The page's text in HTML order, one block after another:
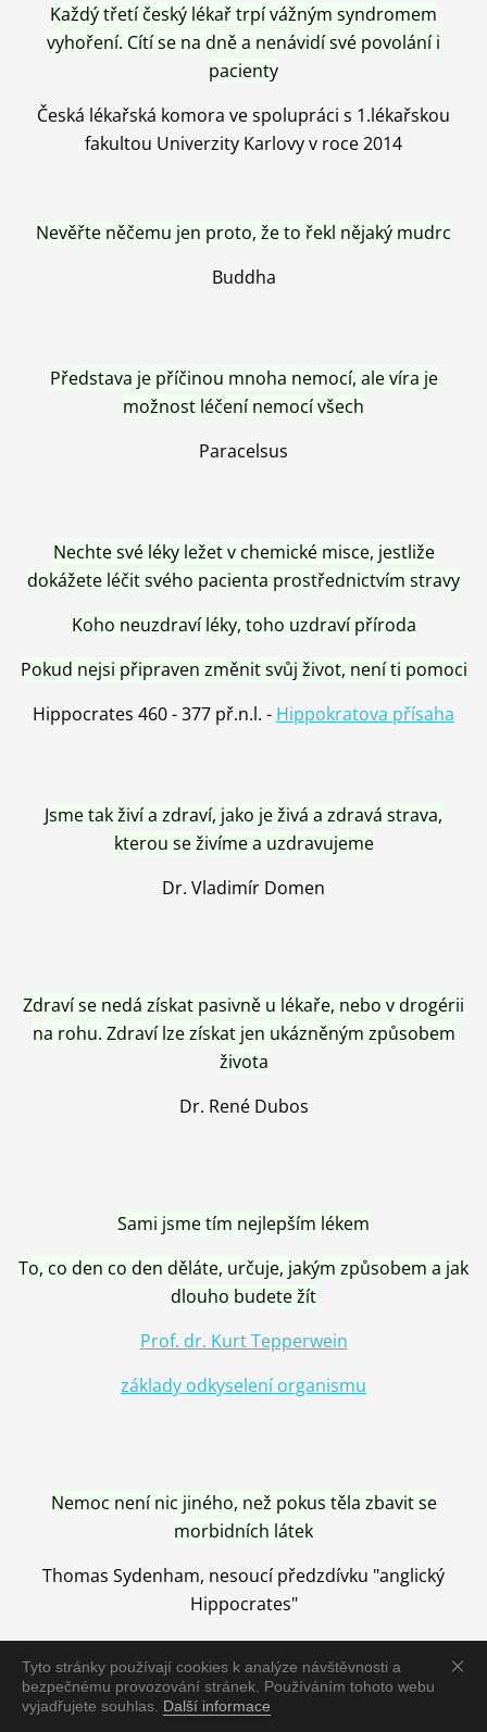
Tyto stránky používají cookies k analýze návštěvnosti a
bezpečnému provozování stránek. Používáním tohoto webu
vyjadřujete souhlas. Další informace
Každý třetí český lékař trpí vážným syndromem
vyhoření. Cítí se na dně a nenávidí své povolání i
pacienty
Česká lékařská komora ve spolupráci s 1.lékařskou
fakultou Univerzity Karlovy v roce 2014
Nevěřte něčemu jen proto, že to řekl nějaký mudrc
Buddha
Představa je příčinou mnoha nemocí, ale víra je
možnost léčení nemocí všech
Paracelsus
Nechte své léky ležet v chemické misce, jestliže
dokážete léčit svého pacienta prostřednictvím stravy
Koho neuzdraví léky, toho uzdraví příroda
Pokud nejsi připraven změnit svůj život, není ti pomoci
Hippocrates 460 - 377 př.n.l. - Hippokratova přísaha
Jsme tak živí a zdraví, jako je živá a zdravá strava,
kterou se živíme a uzdravujeme
Dr. Vladimír Domen
Zdraví se nedá získat pasivně u lékaře, nebo v drogérii
na rohu. Zdraví lze získat jen ukázněným způsobem
života
Dr. René Dubos
Sami jsme tím nejlepším lékem
To, co den co den děláte, určuje, jakým způsobem a jak
dlouho budete žít
Prof. dr. Kurt Tepperwein
základy odkyselení organismu
Nemoc není nic jiného, než pokus těla zbavit se
morbidních látek
Thomas Sydenham, nesoucí předzdívku "anglický
Hippocrates"
Nemoc je vyléčena jen pomocí Přírody, neutralizací a